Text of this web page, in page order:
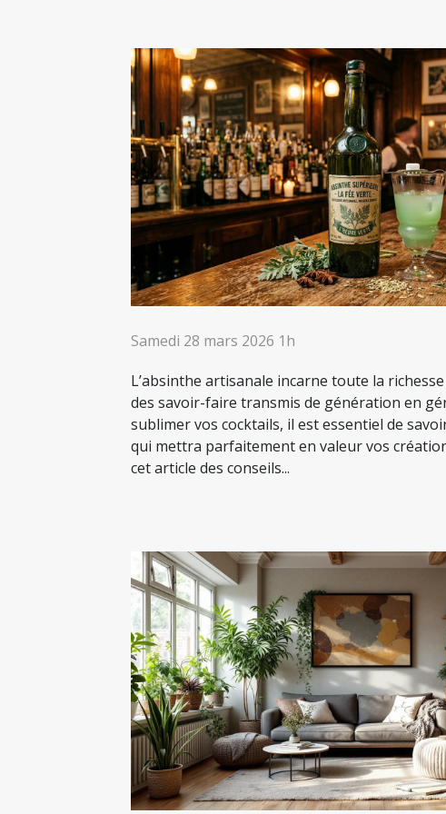
Samedi 28 mars 2026 1h
L’absinthe artisanale incarne toute la
des savoir-faire transmis de génération en
sublimer vos cocktails, il est essentiel de
qui mettra parfaitement en valeur vos
cet article des conseils...